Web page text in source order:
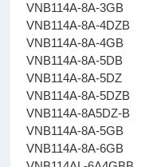
VNB114A-8A-3GB
VNB114A-8A-4DZB
VNB114A-8A-4GB
VNB114A-8A-5DB
VNB114A-8A-5DZ
VNB114A-8A-5DZB
VNB114A-8A5DZ-B
VNB114A-8A-5GB
VNB114A-8A-6GB